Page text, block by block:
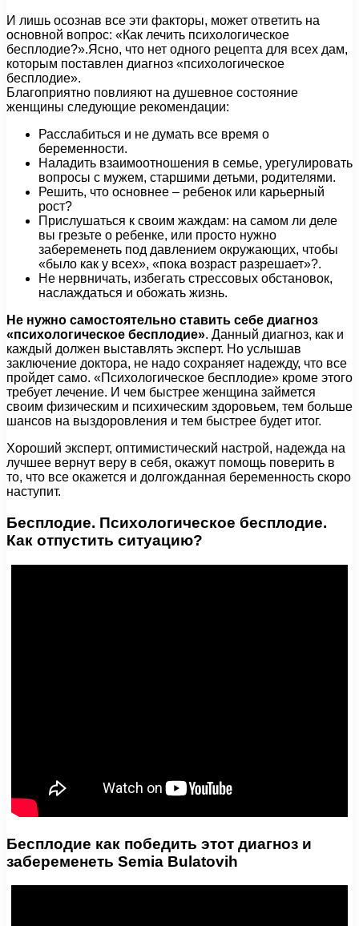
И лишь осознав все эти факторы, может ответить на
основной вопрос: «Как лечить психологическое
бесплодие?».Ясно, что нет одного рецепта для всех дам,
которым поставлен диагноз «психологическое
бесплодие».
Благоприятно повлияют на душевное состояние
женщины следующие рекомендации:
Расслабиться и не думать все время о
беременности.
Наладить взаимоотношения в семье, урегулировать
вопросы с мужем, старшими детьми, родителями.
Решить, что основнее – ребенок или карьерный
рост?
Прислушаться к своим жаждам: на самом ли деле
вы грезьте о ребенке, или просто нужно
забеременеть под давлением окружающих, чтобы
«было как у всех», «пока возраст разрешает»?.
Не нервничать, избегать стрессовых обстановок,
наслаждаться и обожать жизнь.
Не нужно самостоятельно ставить себе диагноз
«психологическое бесплодие». Данный диагноз, как и
каждый должен выставлять эксперт. Но услышав
заключение доктора, не надо сохраняет надежду, что все
пройдет само. «Психологическое бесплодие» кроме этого
требует лечение. И чем быстрее женщина займется
своим физическим и психическим здоровьем, тем больше
шансов на выздоровления и тем быстрее будет итог.
Хороший эксперт, оптимистический настрой, надежда на
лучшее вернут веру в себя, окажут помощь поверить в
то, что все окажется и долгожданная беременность скоро
наступит.
Бесплодие. Психологическое бесплодие.
Как отпустить ситуацию?
Бесплодие как победить этот диагноз и
забеременеть Semia Bulatovih